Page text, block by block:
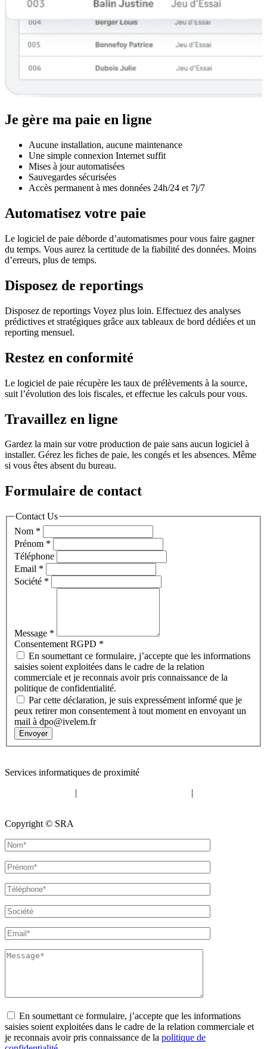
Je gère ma paie en ligne
Aucune installation, aucune maintenance
Une simple connexion Internet suffit
Mises à jour automatisées
Sauvegardes sécurisées
Accès permanent à mes données 24h/24 et 7j/7
Automatisez votre paie
Le logiciel de paie déborde d’automatismes pour vous faire gagner
du temps. Vous aurez la certitude de la fiabilité des données. Moins
d’erreurs, plus de temps.
Disposez de reportings
Disposez de reportings Voyez plus loin. Effectuez des analyses
prédictives et stratégiques grâce aux tableaux de bord dédiées et un
reporting mensuel.
Restez en conformité
Le logiciel de paie récupère les taux de prélèvements à la source,
suit l’évolution des lois fiscales, et effectue les calculs pour vous.
Travaillez en ligne
Gardez la main sur votre production de paie sans aucun logiciel à
installer. Gérez les fiches de paie, les congés et les absences. Même
si vous êtes absent du bureau.
Formulaire de contact
Contact Us
Nom *
Prénom *
Téléphone
Email *
Société *
Message *
Consentement RGPD *
En soumettant ce formulaire, j’accepte que les informations
saisies soient exploitées dans le cadre de la relation
commerciale et je reconnais avoir pris connaissance de la
politique de confidentialité.
Par cette déclaration, je suis expressément informé que je
peux retirer mon consentement à tout moment en envoyant un
mail à dpo@ivelem.fr
Envoyer
Services informatiques de proximité
| |
Copyright © SRA
En soumettant ce formulaire, j’accepte que les informations
saisies soient exploitées dans le cadre de la relation commerciale et
je reconnais avoir pris connaissance de la politique de